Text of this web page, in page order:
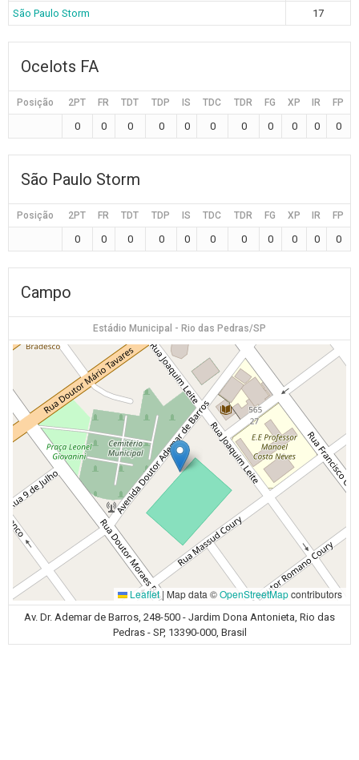
São Paulo Storm
17
Ocelots FA
Posição 2PT FR TDT TDP IS TDC TDR FG XP IR FP
0 0 0 0 0 0 0 0 0 0 0
São Paulo Storm
Posição 2PT FR TDT TDP IS TDC TDR FG XP IR FP
0 0 0 0 0 0 0 0 0 0 0
Campo
Estádio Municipal - Rio das Pedras/SP
Leaflet | Map data ©OpenStreetMapcontributors
Av. Dr. Ademar de Barros, 248-500 - Jardim Dona Antonieta, Rio das
Pedras - SP, 13390-000, Brasil